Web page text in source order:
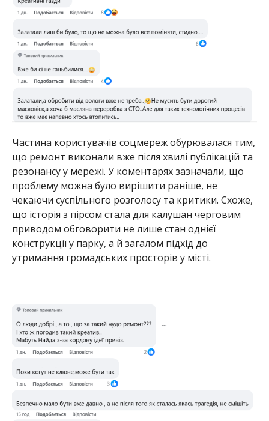
Частина користувачів соцмереж обурювалася тим,
що ремонт виконали вже після хвилі публікацій та
резонансу у мережі. У коментарях зазначали, що
проблему можна було вирішити раніше, не
чекаючи суспільного розголосу та критики. Схоже,
що історія з пірсом стала для калушан черговим
приводом обговорити не лише стан однієї
конструкції у парку, а й загалом підхід до
утримання громадських просторів у місті.